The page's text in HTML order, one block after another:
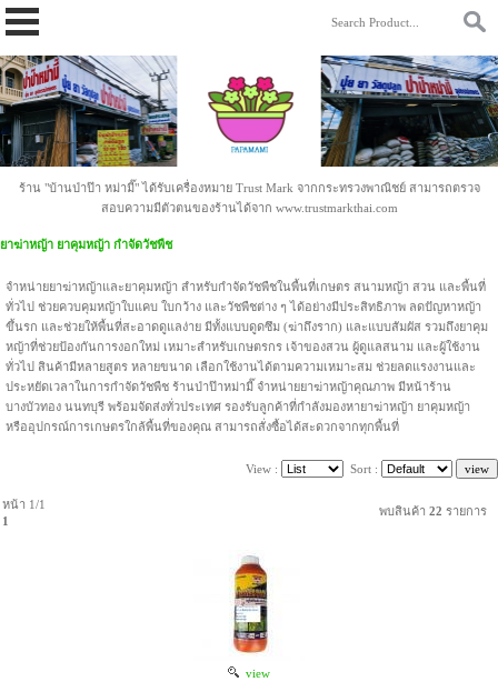
ร้าน "บ้านป่าป๊า หม่ามี๊" ได้รับเครื่องหมาย Trust Mark จากกระทรวงพาณิชย์ สามารถตรวจ
สอบความมีตัวตนของร้านได้จาก www.trustmarkthai.com
ยาฆ่าหญ้า ยาคุมหญ้า กำจัดวัชพืช
จำหน่ายยาฆ่าหญ้าและยาคุมหญ้า สำหรับกำจัดวัชพืชในพื้นที่เกษตร สนามหญ้า สวน และพื้นที่
ทั่วไป ช่วยควบคุมหญ้าใบแคบ ใบกว้าง และวัชพืชต่าง ๆ ได้อย่างมีประสิทธิภาพ ลดปัญหาหญ้า
ขึ้นรก และช่วยให้พื้นที่สะอาดดูแลง่าย มีทั้งแบบดูดซึม (ฆ่าถึงราก) และแบบสัมผัส รวมถึงยาคุม
หญ้าที่ช่วยป้องกันการงอกใหม่ เหมาะสำหรับเกษตรกร เจ้าของสวน ผู้ดูแลสนาม และผู้ใช้งาน
ทั่วไป สินค้ามีหลายสูตร หลายขนาด เลือกใช้งานได้ตามความเหมาะสม ช่วยลดแรงงานและ
ประหยัดเวลาในการกำจัดวัชพืช ร้านป่าป๊าหม่ามี๊ จำหน่ายยาฆ่าหญ้าคุณภาพ มีหน้าร้าน
บางบัวทอง นนทบุรี พร้อมจัดส่งทั่วประเทศ รองรับลูกค้าที่กำลังมองหายาฆ่าหญ้า ยาคุมหญ้า
หรืออุปกรณ์การเกษตรใกล้พื้นที่ของคุณ สามารถสั่งซื้อได้สะดวกจากทุกพื้นที่
View : Sort :
หน้า 1/1
1
พบสินค้า 22 รายการ
view